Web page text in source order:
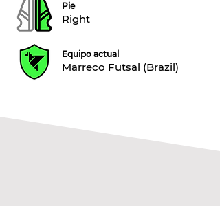
Pie
Right
Equipo actual
Marreco Futsal (Brazil)